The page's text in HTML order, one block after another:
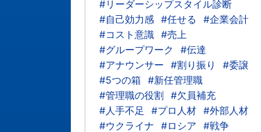
#リーダーシップスタイル診断
#自己効力感 #任せる
#企業会計
#コスト意識 #売上
#グループワーク
#伝達
#アナウンサー
#割り振り
#委譲
#5つの箱 #新任管理職
#管理職の役割 #欠員補充
#人手不足
#プロ人材 #外部人材
#ウクライナ
#ロシア
#戦争